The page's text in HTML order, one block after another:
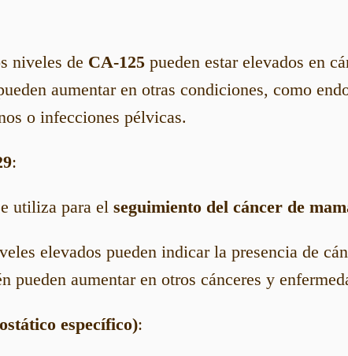
niveles de CA-125 pueden estar elevados en
aumentar en otras condiciones, como
o infecciones pélvicas.
:
utiliza para el seguimiento del cáncer de
elevados pueden indicar la presencia de
pueden aumentar en otros cánceres y
específico):